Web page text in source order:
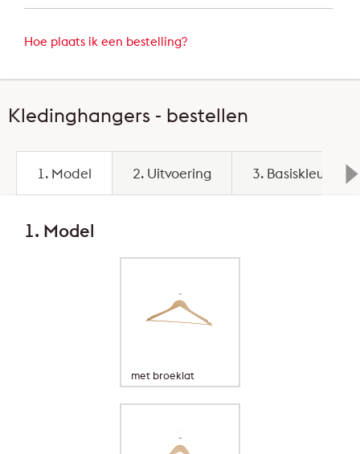
Hoe plaats ik een bestelling?
Kledinghangers - bestellen
1. Model 2. Uitvoering 3. Basiskleur
1. Model
met broeklat